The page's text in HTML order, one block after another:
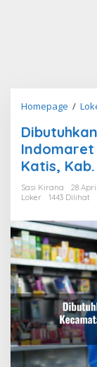
Homepage /
Indomaret
Katis,
Sasi Kirana
28
Loker
1443 Dilihat